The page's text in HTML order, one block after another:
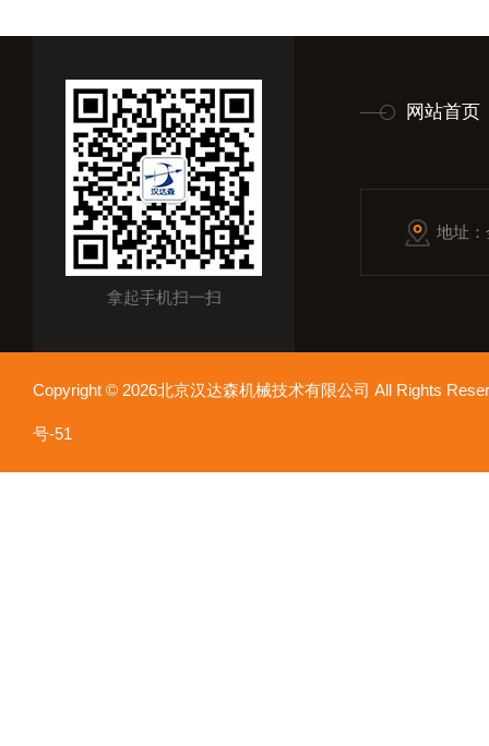
拿起手机扫一扫
网站首页
地址
Copyright © 2026北京汉达森机械技术有限公司 All Rights
号-51